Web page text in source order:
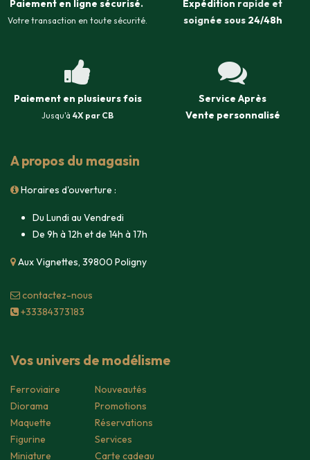
Paiement en ligne sécurisé.
Votre transaction en toute sécurité.
Expédition rapide et
soignée sous 24/48h
Paiement en plusieurs fois
Jusqu'à 4X par CB
Service Après
Vente personnalisé
A propos du magasin
Horaires d'ouverture :
Du Lundi au Vendredi
De 9h à 12h et de 14h à 17h
Aux Vignettes, 39800 Poligny
contacte​z-nous
+33384373183
Vos univers de modélisme
Ferroviaire
Diorama
Maquette
Figurine
Miniature
Nouveautés
Promotions
Réservations
Services
Carte cadeau